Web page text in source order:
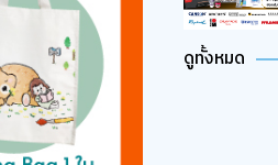
ดูทั้งหมด